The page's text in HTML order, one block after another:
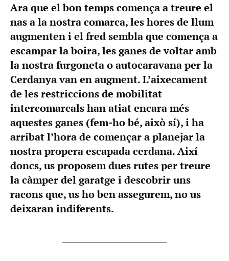
Ara que el bon temps comença a treure el
nas a la nostra comarca, les hores de llum
augmenten i el fred sembla que comença a
escampar la boira, les ganes de voltar amb
la nostra furgoneta o autocaravana per la
Cerdanya van en augment. L’aixecament
de les restriccions de mobilitat
intercomarcals han atiat encara més
aquestes ganes (fem-ho bé, això sí), i ha
arribat l’hora de començar a planejar la
nostra propera escapada cerdana. Així
doncs, us proposem dues rutes per treure
la càmper del garatge i descobrir uns
racons que, us ho ben assegurem, no us
deixaran indiferents.